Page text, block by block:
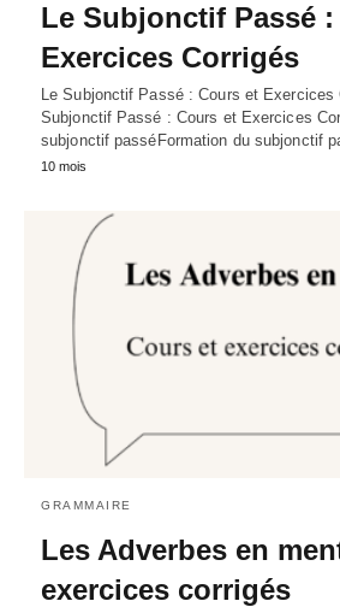
Le Subjonctif Passé
Exercices Corrigés
Le Subjonctif Passé : Cours et Exercices
Subjonctif Passé : Cours et Exercices
subjonctif passéFormation du subjonctif
10 mois
GRAMMAIRE
Les Adverbes en
exercices corrigés